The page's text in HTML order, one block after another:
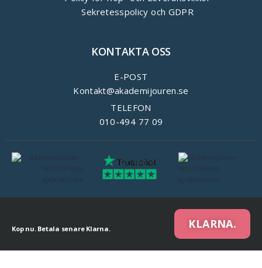
Sekretesspolicy och GDPR
KONTAKTA OSS
E-POST
Kontakt@akademijouren.se
TELEFON
010-494 77 09
Kop nu. Betala senare Klarna. KLARNA.